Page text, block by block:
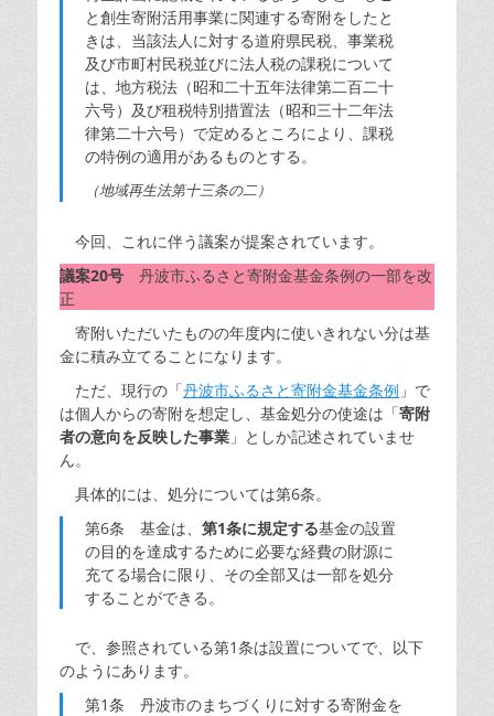
と創生寄附活用事業に関連する寄附をしたと
きは、当該法人に対する道府県民税、事業税
及び市町村民税並びに法人税の課税について
は、地方税法（昭和二十五年法律第二百二十
六号）及び租税特別措置法（昭和三十二年法
律第二十六号）で定めるところにより、課税
の特例の適用があるものとする。
（地域再生法第十三条の二）
今回、これに伴う議案が提案されています。
議案20号 丹波市ふるさと寄附金基金条例の一部を改
正
寄附いただいたものの年度内に使いきれない分は基
金に積み立てることになります。
ただ、現行の「丹波市ふるさと寄附金基金条例 」で
は個人からの寄附を想定し、基金処分の使途は「寄附
者の意向を反映した事業 」としか記述されていませ
ん。
具体的には、処分については第6条。
第6条 基金は、 第1条に規定する基金の設置
の目的を達成するために必要な経費の財源に
充てる場合に限り、その全部又は一部を処分
することができる。
で、参照されている第1条は設置についてで、以下
のようにあります。
第1条 丹波市のまちづくりに対する寄附金を